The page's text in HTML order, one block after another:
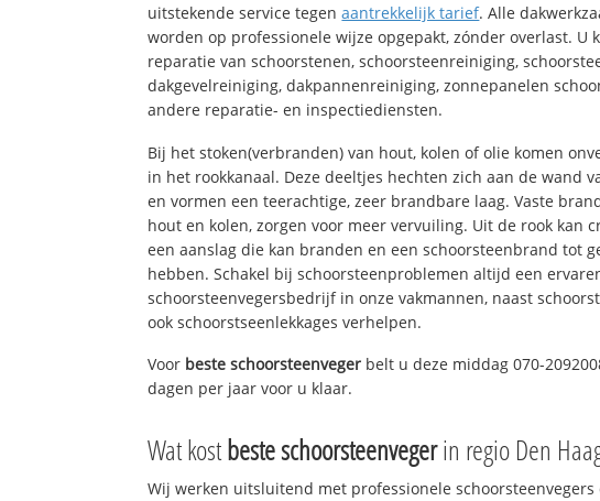
uitstekende service tegenaantrekkelijk tarief. Alle
worden op professionele wijze opgepakt, zónder overlast. U
reparatie van schoorstenen, schoorsteenreiniging,
dakgevelreiniging, dakpannenreiniging, zonnepanelen
andere reparatie- en inspectiediensten.
Bij het stoken(verbranden) van hout, kolen of olie komen
in het rookkanaal. Deze deeltjes hechten zich aan de wand
en vormen een teerachtige, zeer brandbare laag. Vaste
hout en kolen, zorgen voor meer vervuiling. Uit de rook kan
een aanslag die kan branden en een schoorsteenbrand tot
hebben. Schakel bij schoorsteenproblemen altijd een
schoorsteenvegersbedrijf in onze vakmannen, naast
ook schoorstseenlekkages verhelpen.
Voor beste schoorsteenveger belt u deze middag 070-
dagen per jaar voor u klaar.
Wat kostbeste schoorsteenvegerin regio Den
Wij werken uitsluitend met professionele schoorsteenvegers